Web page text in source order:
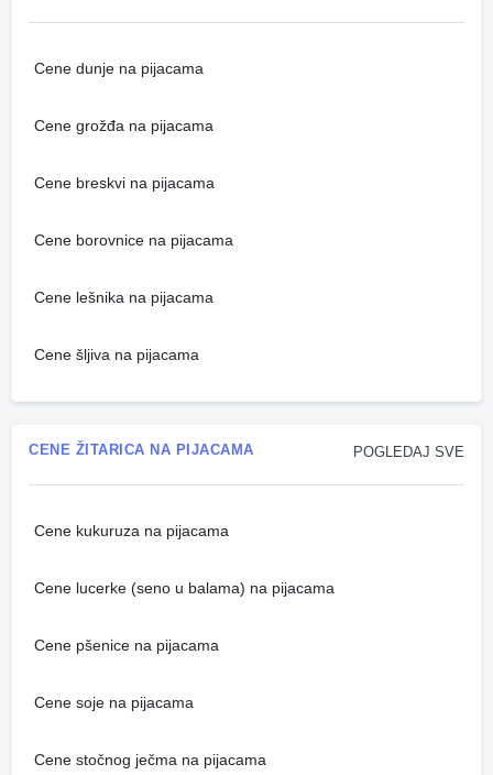
Cene dunje na pijacama
Cene grožđa na pijacama
Cene breskvi na pijacama
Cene borovnice na pijacama
Cene lešnika na pijacama
Cene šljiva na pijacama
POGLEDAJ SVE
CENE ŽITARICA NA PIJACAMA
Cene kukuruza na pijacama
Cene lucerke (seno u balama) na pijacama
Cene pšenice na pijacama
Cene soje na pijacama
Cene stočnog ječma na pijacama